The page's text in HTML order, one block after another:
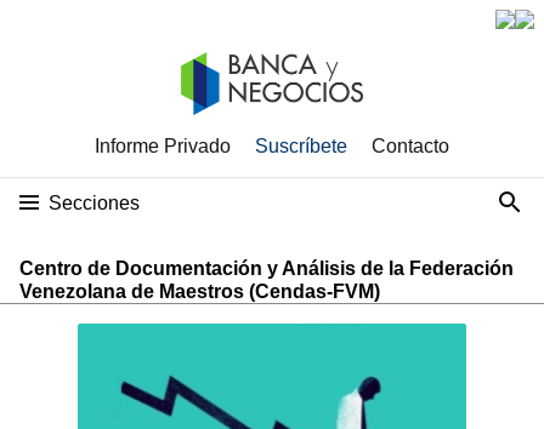
Informe Privado Suscríbete Contacto
Secciones
Centro de Documentación y Análisis de la Federación
Venezolana de Maestros (Cendas-FVM)